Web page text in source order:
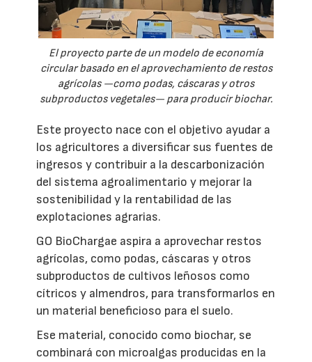
El proyecto parte de un modelo de economía
circular basado en el aprovechamiento de restos
agrícolas —como podas, cáscaras y otros
subproductos vegetales— para producir biochar.
Este proyecto nace con el objetivo ayudar a
los agricultores a diversificar sus fuentes de
ingresos y contribuir a la descarbonización
del sistema agroalimentario y mejorar la
sostenibilidad y la rentabilidad de las
explotaciones agrarias.
GO BioChargae aspira a aprovechar restos
agrícolas, como podas, cáscaras y otros
subproductos de cultivos leñosos como
cítricos y almendros, para transformarlos en
un material beneficioso para el suelo.
Ese material, conocido como biochar, se
combinará con microalgas producidas en la